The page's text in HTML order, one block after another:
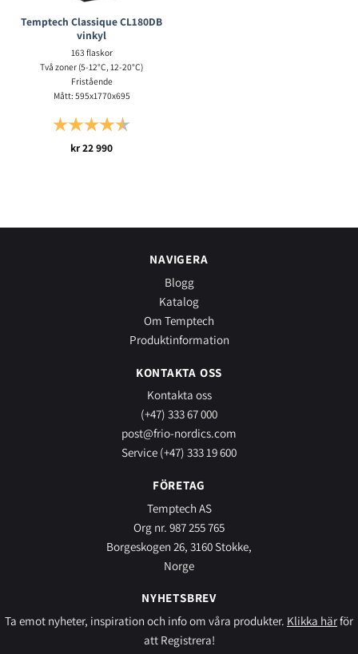
Temptech Classique CL180DB
vinkyl
163 flaskor
Två zoner (5-12°C, 12-20°C)
Fristående
Mått: 595x1770x695
Betyg:
kr22 990
NAVIGERA
Blogg
Katalog
Om Temptech
Produktinformation
KONTAKTA OSS
Kontakta oss
(+47) 333 67 000
post@frio-nordics.com
Service (+47) 333 19 600
FÖRETAG
Temptech AS
Org nr. 987 255 765
Borgeskogen 26, 3160 Stokke,
Norge
NYHETSBREV
Ta emot nyheter, inspiration och info om våra produkter. Klikka härför
att Registrera!